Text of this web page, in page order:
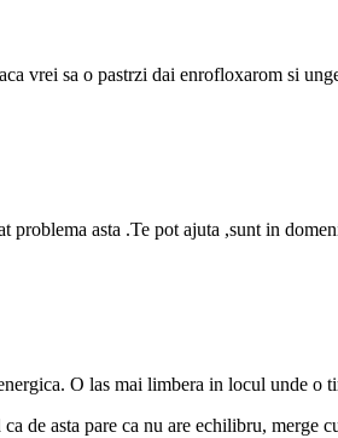
vrei sa o pastrzi dai enrofloxarom si
problema asta .Te pot ajuta ,sunt in
O las mai limbera in locul unde o
de asta pare ca nu are echilibru, merge